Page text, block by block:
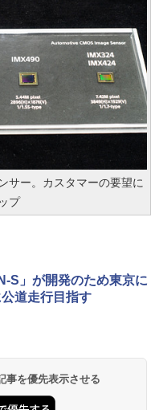
サー。カスタマーの要望に
プ
S」が開発のため東京に
道走行目指す
事を優先表示させる